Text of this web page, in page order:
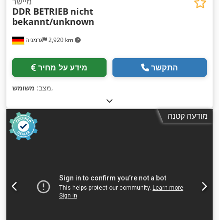
גרמניה 2,920 km
DDR BETRIEB nicht
bekannt/unknown
מידע על מחיר התקשר
מצב: משומש ,
מודעה קטנה